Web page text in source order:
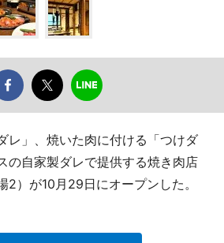
レ」、焼いた肉に付ける「つけダ
の自家製ダレで提供する焼き肉店
2）が10月29日にオープンした。